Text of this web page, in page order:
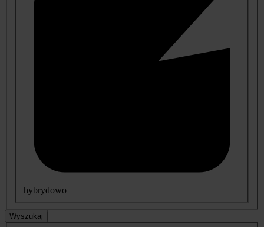
hybrydowo
Wyszukaj